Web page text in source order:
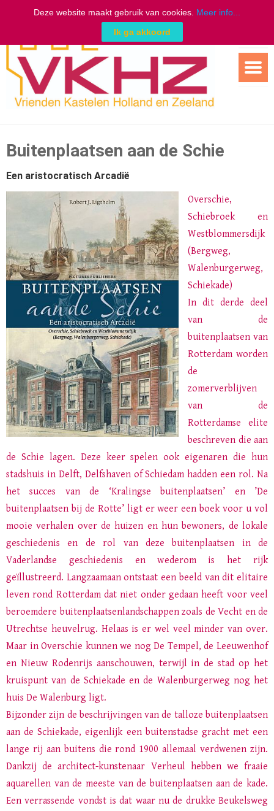
de
inhoud
Buitenplaatsen aan de Schie
Een aristocratisch Arcadië
Overschie,
Schiebroek en
Westblommersdijk
(Bergweg,
Walenburgerweg,
Schiekade)
In dit derde deel
van de
buitenplaatsen van
Rotterdam worden
de
zomerverblijven
van de
Rotterdamse elite
beschreven die aan
de Schie lagen. Deze keer spelen ook eigenaren die hun
stadshuis in Delft, Delfshaven of Schiedam hadden een rol. Na
het succes van de ‘Kralingse buitenplaatsen’ en ’De
buitenplaatsen bij de Rotte’ ligt er weer een boek voor u vol
mooie verhalen over de huizen en hun bewoners, de lokale
geschiedenis en de rol van deze buitenplaatsen in de
Vaderlandse geschiedenis en wederom is het rijk
geïllustreerd. Langzaamaan ontstaat een beeld van dit elitaire
leven rond Rotterdam dat niet onder gedaan heeft voor veel
beroemdere buitenplaatsenlandschappen zoals de Vecht en de
Utrechtse heuvelrug. Helaas is er wel veel minder van over.
Maar in Overschie kunnen we nog De Tempel, de Leeuwenhof
en Nieuw Rodenrijs aanschouwen, terwijl in de stad op het
kruispunt van de Schiekade en de Walenburgerweg nog het
huis De Walenburg ligt.
Bijzonder zijn de beschrijvingen van de talloze buitenplaatsen
aan de Schiekade, eigenlijk een buitenstadse gracht met een
lange rij aan buitens die rond 1900 allemaal verdwenen zijn.
Dankzij de architect-kunstenaar Verheul hebben we fraaie
aquarellen van de meeste van de buitenplaatsen aan de kade.
Een verrassende vondst is dat waar nu de drukke Beukelsweg
Deze website maakt gebruik van cookies. Meer info...
Ik ga akkoord